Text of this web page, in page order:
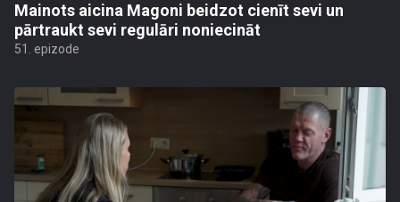
Mainots aicina Magoni beidzot cienīt sevi un
pārtraukt sevi regulāri noniecināt
51. epizode